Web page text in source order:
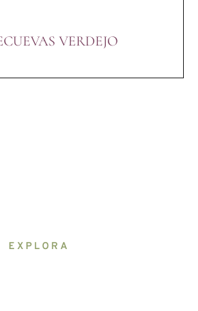
VERDEJO
EXPLORA